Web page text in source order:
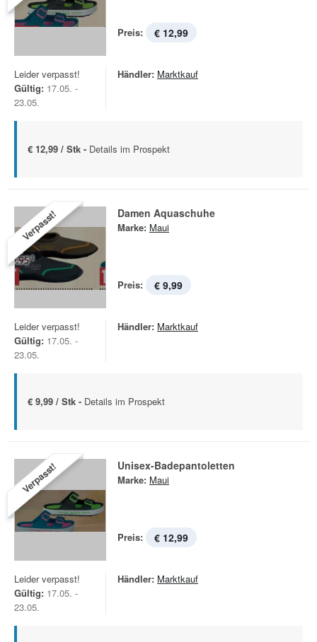
Preis: € 12,99
Leider verpasst!
Gültig: 17.05. -
23.05.
Händler: Marktkauf
€ 12,99 / Stk - Details im Prospekt
Verpasst! Damen Aquaschuhe
Marke: Maui
Preis: € 9,99
Leider verpasst!
Gültig: 17.05. -
23.05.
Händler: Marktkauf
€ 9,99 / Stk - Details im Prospekt
Verpasst! Unisex-Badepantoletten
Marke: Maui
Preis: € 12,99
Leider verpasst!
Gültig: 17.05. -
23.05.
Händler: Marktkauf